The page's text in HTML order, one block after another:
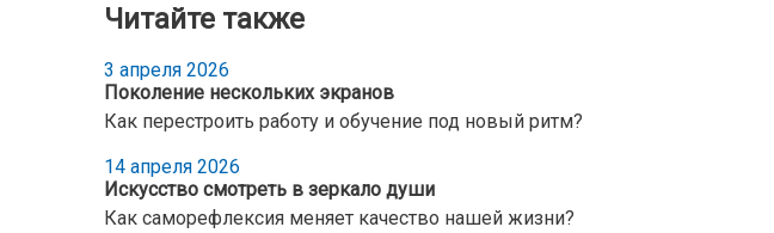
Читайте также
3 апреля 2026
Поколение нескольких экранов
Как перестроить работу и обучение под новый ритм?
14 апреля 2026
Искусство смотреть в зеркало души
Как саморефлексия меняет качество нашей жизни?